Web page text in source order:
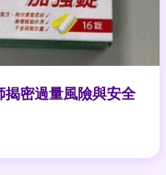
密過量風險與安全